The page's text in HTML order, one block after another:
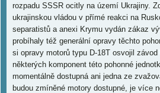
rozpadu SSSR ocitly na území Ukrajiny.
ukrajinskou vládou v přímé reakci na
separatistů a anexi Krymu vydán zákaz
probíhaly též generální opravy těchto
si opravy motorů typu D-18T osvojil
některých komponent této pohonné
momentálně dostupná ani jedna ze
budou zmíněné motory dostupné, je více